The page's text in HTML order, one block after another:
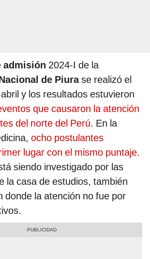
admisión 2024-I de la
de Piurase realizó el
y los resultados estuvieron
que causaron la atención
del norte del Perú. En la
ocho postulantes
lugar con el mismo puntaje.
siendo investigado por las
la casa de estudios, también
donde la atención no fue por